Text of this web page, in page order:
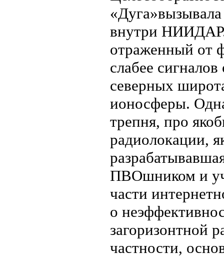
внутри НИИДАР.
отраженный от
слабее
северных
ионосферы.
трепня, про
радиолокации,
ПВОшником и
части
о
загоризонтной
частности,